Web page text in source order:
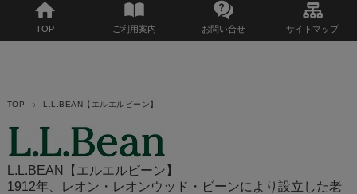
TOP ご利用案内 お問い合せ サイトマップ
TOP L.L.BEAN【エルエルビーン】
L.L.BEAN【エルエルビーン】
1912年、レオン・レオンウッド・ビーンにより設立した老